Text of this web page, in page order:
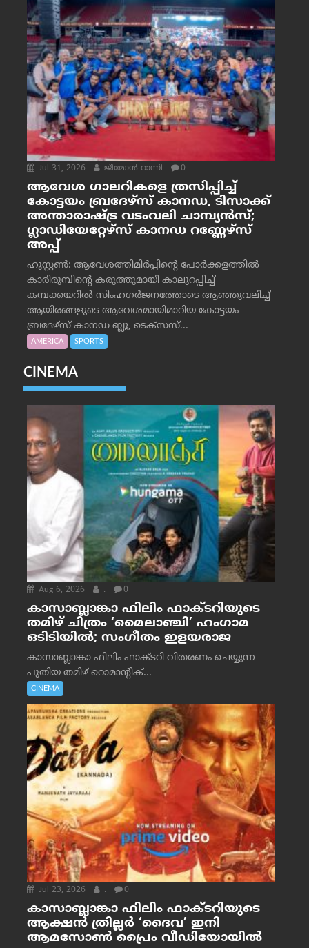
Jul 31, 2026 ജീമോന്‍ റാന്നി 0
ആവേശ ഗാലറികളെ ത്രസിപ്പിച്ച്
കോട്ടയം ബ്രദേഴ്‌സ് കാനഡ, ടിസാക്ക്
അന്താരാഷ്ട്ര വടംവലി ചാമ്പ്യന്‍സ്;
ഗ്ലാഡിയേറ്റേഴ്‌സ് കാനഡ റണ്ണേഴ്‌സ്
അപ്പ്
ഹൂസ്റ്റണ്‍: ആവേശത്തിമിര്‍പ്പിന്റെ പോര്‍ക്കളത്തില്‍
കാരിരുമ്പിന്റെ കരുത്തുമായി കാലുറപ്പിച്ച്
കമ്പക്കയറില്‍ സിംഹഗര്‍ജനത്തോടെ ആഞ്ഞുവലിച്ച്
ആയിരങ്ങളുടെ ആവേശമായിമാറിയ കോട്ടയം
ബ്രദേഴ്‌സ് കാനഡ ബ്ലൂ, ടെക്‌സസ്...
AMERICA SPORTS
CINEMA
Aug 6, 2026 . 0
കാസാബ്ലാങ്കാ ഫിലിം ഫാക്ടറിയുടെ
തമിഴ് ചിത്രം ‘മൈലാഞ്ചി’ ഹംഗാമ
ഒടിടിയിൽ; സംഗീതം ഇളയരാജ
കാസാബ്ലാങ്കാ ഫിലിം ഫാക്ടറി വിതരണം ചെയ്യുന്ന
പുതിയ തമിഴ് റൊമാന്റിക്...
CINEMA
Jul 23, 2026 . 0
കാസാബ്ലാങ്കാ ഫിലിം ഫാക്ടറിയുടെ
ആക്ഷൻ ത്രില്ലർ ‘ദൈവ’ ഇനി
ആമസോൺ പ്രൈം വീഡിയോയിൽ